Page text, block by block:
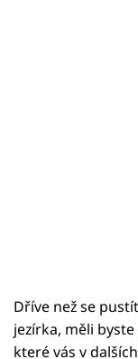
Dříve než se
jezírka, měli
které vás v